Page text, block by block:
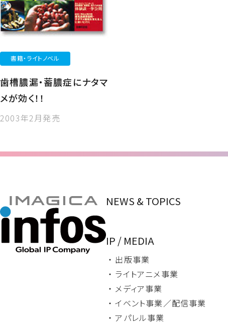
書籍・ライトノベル
歯槽膿漏・蓄膿症にナタマ
メが効く！！
2003年2月発売
NEWS & TOPICS
IP / MEDIA
・ 出版事業
・ ライトアニメ事業
・ メディア事業
・ イベント事業／配信事業
・ アパレル事業